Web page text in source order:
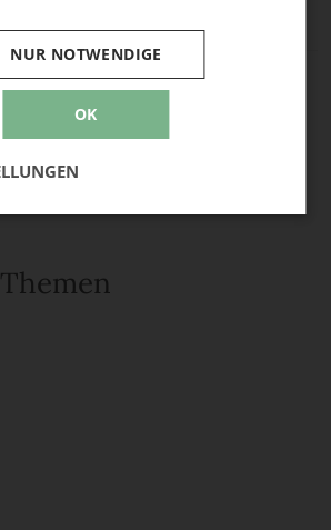
— sei die Erste oder der Erste und teile
OK
NUR NOTWENDIGE